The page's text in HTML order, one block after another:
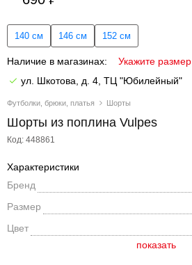
Футболки, брюки, платья Шорты
Шорты из поплина Vulpes
Код: 448861
140 см 146 см 152 см
Наличие в магазинах:
Укажите размер
ул. Шкотова, д. 4, ТЦ "Юбилейный"
Характеристики
Бренд
Размер
Цвет